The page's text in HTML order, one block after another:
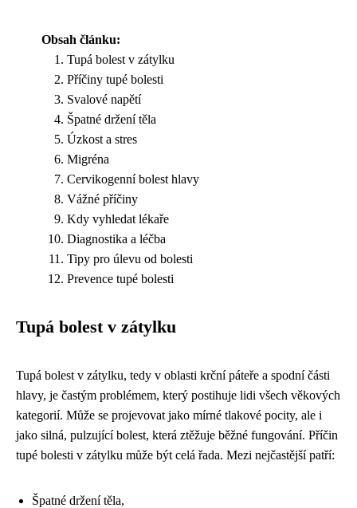
Obsah článku:
Tupá bolest v zátylku
Příčiny tupé bolesti
Svalové napětí
Špatné držení těla
Úzkost a stres
Migréna
Cervikogenní bolest hlavy
Vážné příčiny
Kdy vyhledat lékaře
Diagnostika a léčba
Tipy pro úlevu od bolesti
Prevence tupé bolesti
Tupá bolest v zátylku
Tupá bolest v zátylku, tedy v oblasti krční páteře a spodní části
hlavy, je častým problémem, který postihuje lidi všech věkových
kategorií. Může se projevovat jako mírné tlakové pocity, ale i
jako silná, pulzující bolest, která ztěžuje běžné fungování. Příčin
tupé bolesti v zátylku může být celá řada. Mezi nejčastější patří:
Špatné držení těla,